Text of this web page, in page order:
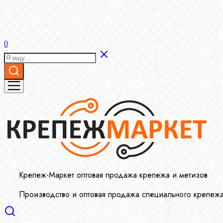
0
Крепеж-Маркет оптовая продажа крепежа и метизов
Производство и оптовая продажа специального